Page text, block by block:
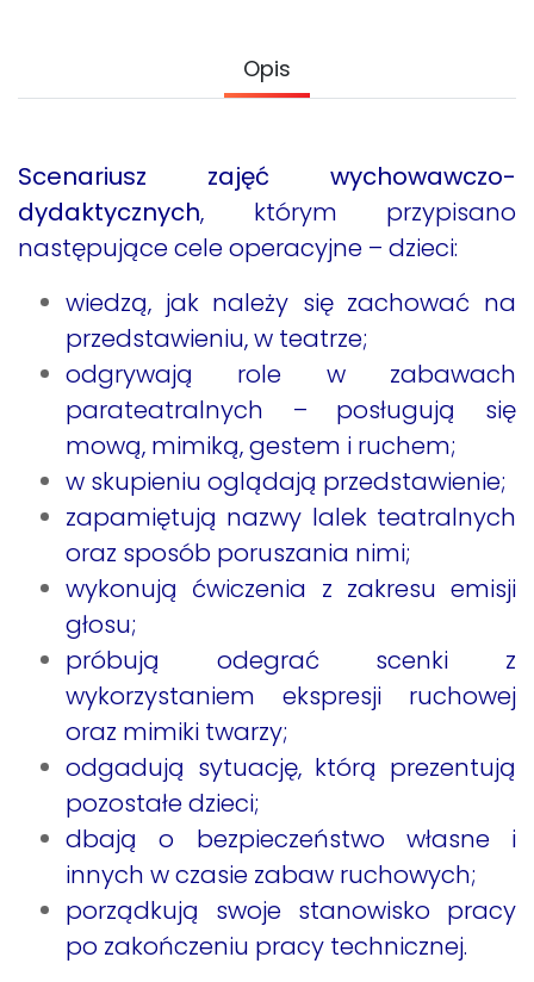
Opis
Scenariusz zajęć wychowawczo-
dydaktycznych, którym przypisano
następujące cele operacyjne – dzieci:
wiedzą, jak należy się zachować na
przedstawieniu, w teatrze;
odgrywają role w zabawach
parateatralnych – posługują się
mową, mimiką, gestem i ruchem;
w skupieniu oglądają przedstawienie;
zapamiętują nazwy lalek teatralnych
oraz sposób poruszania nimi;
wykonują ćwiczenia z zakresu emisji
głosu;
próbują odegrać scenki z
wykorzystaniem ekspresji ruchowej
oraz mimiki twarzy;
odgadują sytuację, którą prezentują
pozostałe dzieci;
dbają o bezpieczeństwo własne i
innych w czasie zabaw ruchowych;
porządkują swoje stanowisko pracy
po zakończeniu pracy technicznej.